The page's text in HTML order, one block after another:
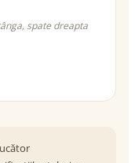
spate dreapta